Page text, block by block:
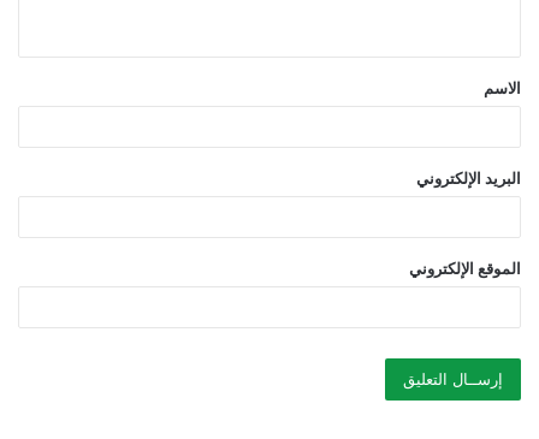
ق
*
الاسم
البريد الإلكتروني
الموقع الإلكتروني